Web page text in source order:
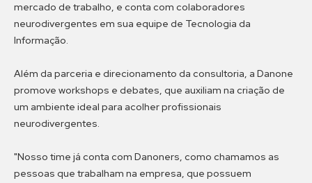
mercado de trabalho, e conta com colaboradores
neurodivergentes em sua equipe de Tecnologia da
Informação.
Além da parceria e direcionamento da consultoria, a Danone
promove workshops e debates, que auxiliam na criação de
um ambiente ideal para acolher profissionais
neurodivergentes.
"Nosso time já conta com Danoners, como chamamos as
pessoas que trabalham na empresa, que possuem